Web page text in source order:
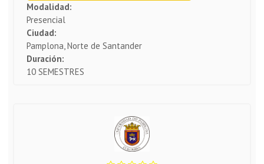
Modalidad:
Presencial
Ciudad:
Pamplona, Norte de Santander
Duración:
10 SEMESTRES